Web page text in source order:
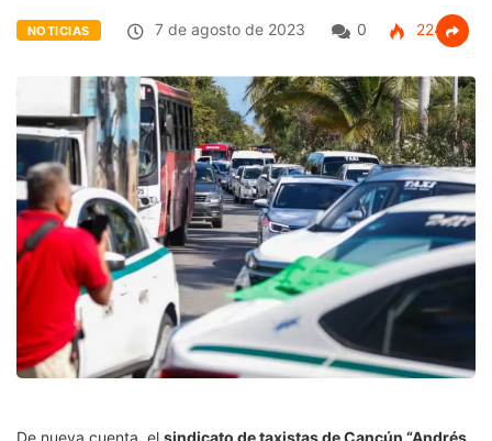
NOTICIAS 7 de agosto de 2023 0 224